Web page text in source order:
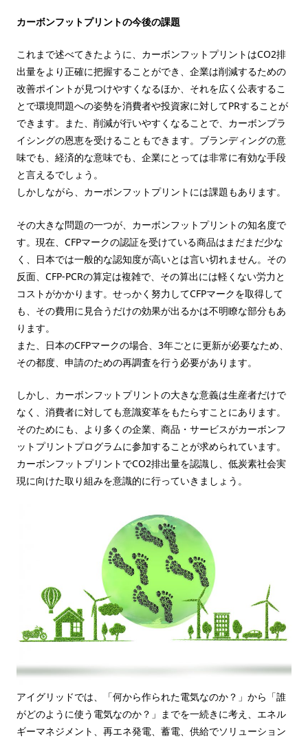
カーボンフットプリントの今後の課題
これまで述べてきたように、カーボンフットプリントはCO2排
出量をより正確に把握することができ、企業は削減するための
改善ポイントが見つけやすくなるほか、それを広く公表するこ
とで環境問題への姿勢を消費者や投資家に対してPRすることが
できます。また、削減が行いやすくなることで、カーボンプラ
イシングの恩恵を受けることもできます。ブランディングの意
味でも、経済的な意味でも、企業にとっては非常に有効な手段
と言えるでしょう。
しかしながら、カーボンフットプリントには課題もあります。
その大きな問題の一つが、カーボンフットプリントの知名度で
す。現在、CFPマークの認証を受けている商品はまだまだ少な
く、日本では一般的な認知度が高いとは言い切れません。その
反面、CFP-PCRの算定は複雑で、その算出には軽くない労力と
コストがかかります。せっかく努力してCFPマークを取得して
も、その費用に見合うだけの効果が出るかは不明瞭な部分もあ
ります。
また、日本のCFPマークの場合、3年ごとに更新が必要なため、
その都度、申請のための再調査を行う必要があります。
しかし、カーボンフットプリントの大きな意義は生産者だけで
なく、消費者に対しても意識変革をもたらすことにあります。
そのためにも、より多くの企業、商品・サービスがカーボンフ
ットプリントプログラムに参加することが求められています。
カーボンフットプリントでCO2排出量を認識し、低炭素社会実
現に向けた取り組みを意識的に行っていきましょう。
アイグリッドでは、「何から作られた電気なのか？」から「誰
がどのように使う電気なのか？」までを一続きに考え、エネル
ギーマネジメント、再エネ発電、蓄電、供給でソリューション